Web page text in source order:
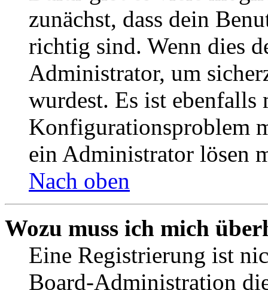
zunächst, dass dein
richtig sind. Wenn dies
Administrator, um
wurdest. Es ist ebenfalls
Konfigurationsproblem
ein Administrator lösen
Nach oben
Wozu muss ich mich
Eine Registrierung ist
Board-Administration